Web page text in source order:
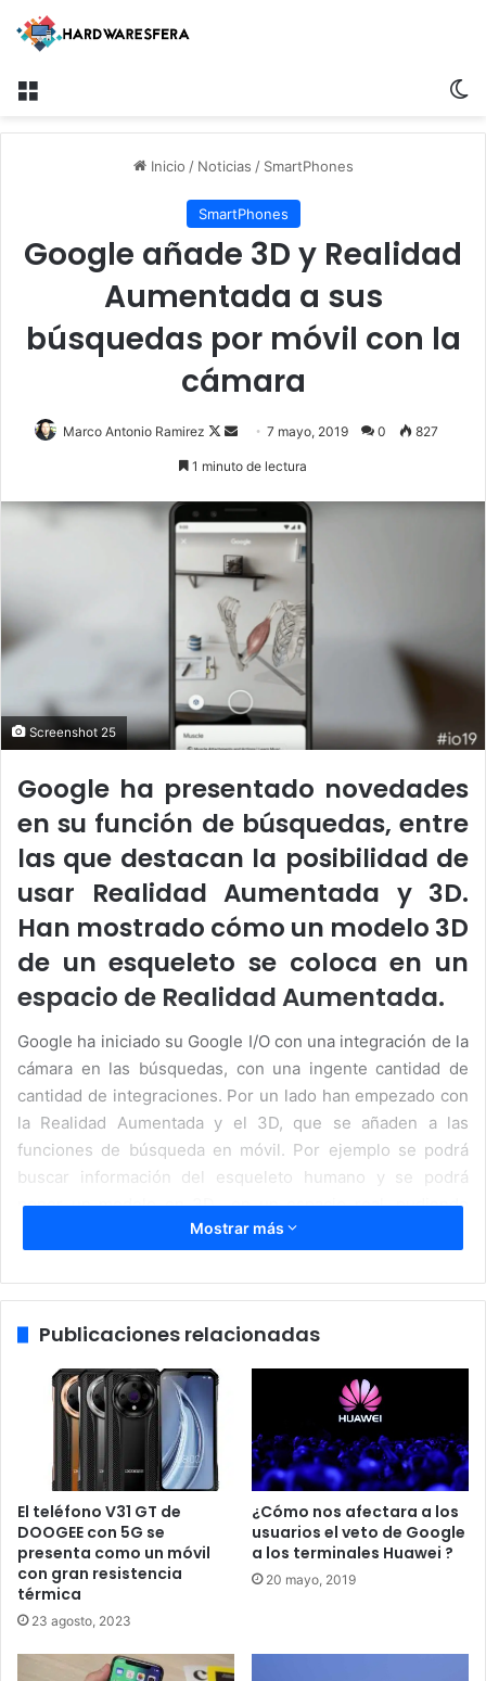
Inicio / Noticias / SmartPhones
SmartPhones
Google añade 3D y Realidad
Aumentada a sus
búsquedas por móvil con la
cámara
Marco Antonio Ramirez
F
l
o
w
n
X
d
a
n
e
m
i
l
7 mayo, 2019 0 827
1 minuto de lectura
Screenshot 25
Google ha presentado novedades
en su función de búsquedas, entre
las que destacan la posibilidad de
usar Realidad Aumentada y 3D.
Han mostrado cómo un modelo 3D
de un esqueleto se coloca en un
espacio de Realidad Aumentada.
Google ha iniciado su Google I/O con una integración de la
cámara en las búsquedas, con una ingente cantidad de
cantidad de integraciones. Por un lado han empezado con
la Realidad Aumentada y el 3D, que se añaden a las
funciones de búsqueda en móvil. Por ejemplo se podrá
buscar información del esqueleto humano y se podrá
poner un modelo en 3D en un espacio real, pudiendo
explorarlo de forma más natural.
Otra función muy llamativa tiene que ver con los
Google nos dirá los platos más llamativos y populares de
la carta, incluso se nos mostrarán fotos de los platos para
poder tomar una mejor decisión. Esto será muy útil para
quienes se enfrentan a nuevos sitios y quieren ayuda.
Además se podrá escanear el ticket y calcular la propina
(necesario en Estados Unidos) y poder dividir la cuenta.
Mejoras en la cámara y búsqueda
de Google
Para acabar mostraron mejoras notables en la cámara de
Han mejorado las funciones e incorporan un traductor en
Mostrar más
Publicaciones relacionadas
El teléfono V31 GT de
DOOGEE con 5G se
presenta como un móvil
con gran resistencia
térmica
23 agosto, 2023
¿Cómo nos afectara a los
usuarios el veto de Google
a los terminales Huawei ?
20 mayo, 2019